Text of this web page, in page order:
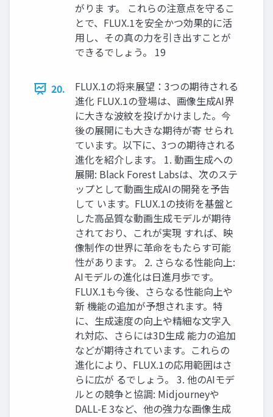
がりま す。 これらの注意点を守るこ
とで、FLUX.1を安全かつ効果的に活
用し、その真の力を引き出すことが
できるでしょう。 19
20.
FLUX.1の将来展望：3つの期待される
進化 FLUX.1の登場は、画像生成AI界
に大きな波紋を投げかけました。今
後の展開にも大きな期待が寄 せられ
ています。以下に、3つの期待される
進化を紹介します。 1. 動画生成への
展開: Black Forest Labsは、次のステ
ップとして動画生成AIの開発を予告
して います。FLUX.1の技術を基盤と
した高品質な動画生成モデルが期待
されており、これが実現 すれば、映
像制作の世界に革命をもたらす可能
性があります。 2. さらなる性能向上:
AIモデルの進化は日進月歩です。
FLUX.1も今後、さらなる性能向上や
新 機能の追加が予想されます。特
に、生成速度の向上や精細な文字入
れ対応、さらには3D生成 能力の追加
などが期待されています。これらの
進化により、FLUX.1の応用範囲はさ
らに広が るでしょう。 3. 他のAIモデ
ルとの競争と協調: Midjourneyや
DALL-E 3など、他の強力な画像生成